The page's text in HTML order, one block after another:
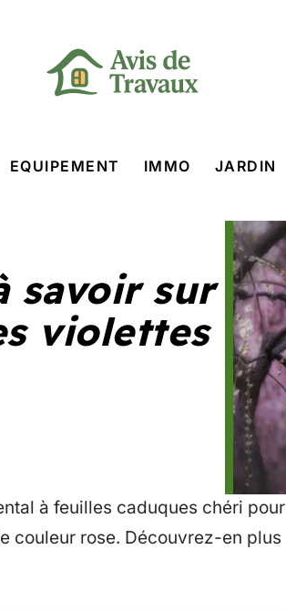
EQUIPEMENT IMMO JARDIN
savoir sur
violettes
à feuilles caduques chéri pour
couleur rose. Découvrez-en plus